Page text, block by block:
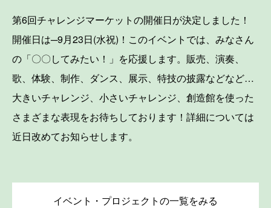
第6回チャレンジマーケットの開催日が決定しました！
開催日は─9月23日(水祝)！このイベントでは、みなさん
の「〇〇してみたい！」を応援します。販売、演奏、
歌、体験、制作、ダンス、展示、特技の披露などなど…
大きいチャレンジ、小さいチャレンジ、創造館を使った
さまざまな表現をお待ちしております！詳細については
近日改めてお知らせします。
イベント・プロジェクトの一覧をみる